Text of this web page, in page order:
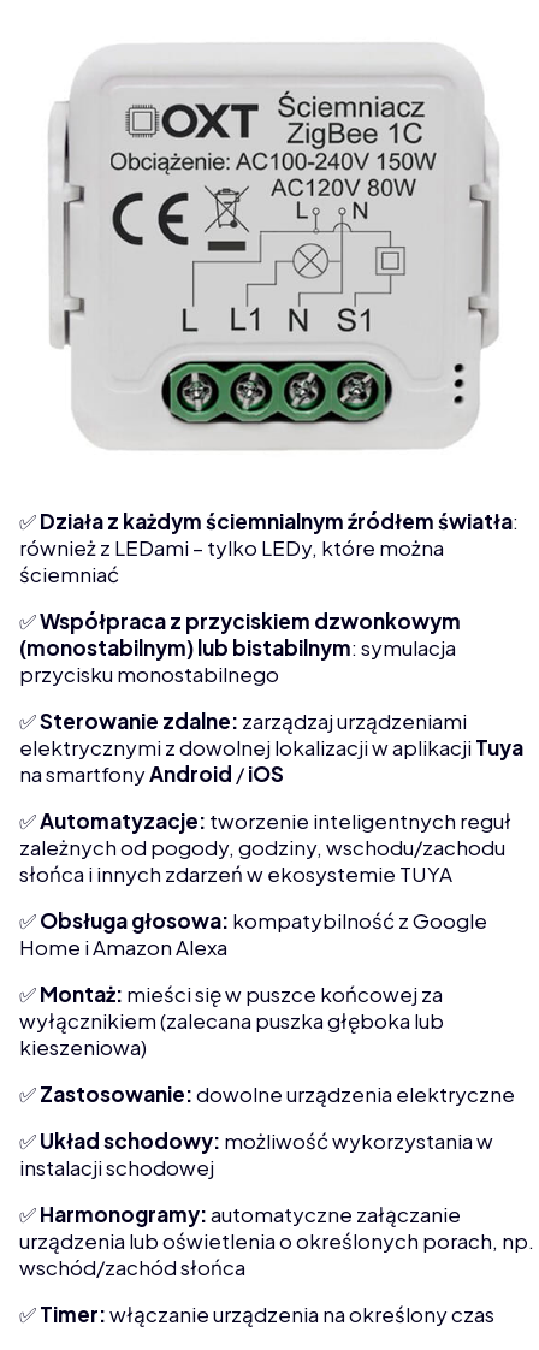
✅Działa z każdym ściemnialnym źródłem światła:
również z LEDami – tylko LEDy, które można
ściemniać
✅Współpraca z przyciskiem dzwonkowym
(monostabilnym) lub bistabilnym: symulacja
przycisku monostabilnego
✅Sterowanie zdalne: zarządzaj urządzeniami
elektrycznymi z dowolnej lokalizacji w aplikacjiTuya
na smartfonyAndroid /iOS
✅Automatyzacje: tworzenie inteligentnych reguł
zależnych od pogody, godziny, wschodu/zachodu
słońca i innych zdarzeń w ekosystemie TUYA
✅Obsługa głosowa: kompatybilność z Google
Home i Amazon Alexa
✅Montaż: mieści się w puszce końcowej za
wyłącznikiem (zalecana puszka głęboka lub
kieszeniowa)
✅Zastosowanie:dowolne urządzenia elektryczne
✅Układ schodowy: możliwość wykorzystania w
instalacji schodowej
✅Harmonogramy:automatyczne załączanie
urządzenia lub oświetlenia o określonych porach, np.
wschód/zachód słońca
✅Timer:włączanie urządzenia na określony czas